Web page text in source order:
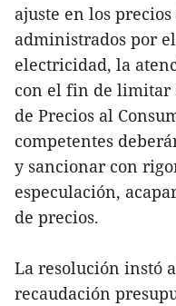
ajuste en los
administrados por
electricidad, la
con el fin de limitar
de Precios al
competentes
y sancionar con
especulación,
de precios.
La resolución instó
recaudación